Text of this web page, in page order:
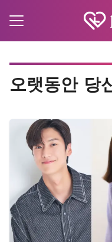
오랫동안 당